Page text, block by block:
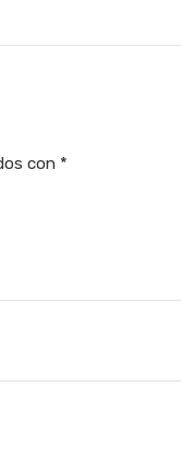
con *